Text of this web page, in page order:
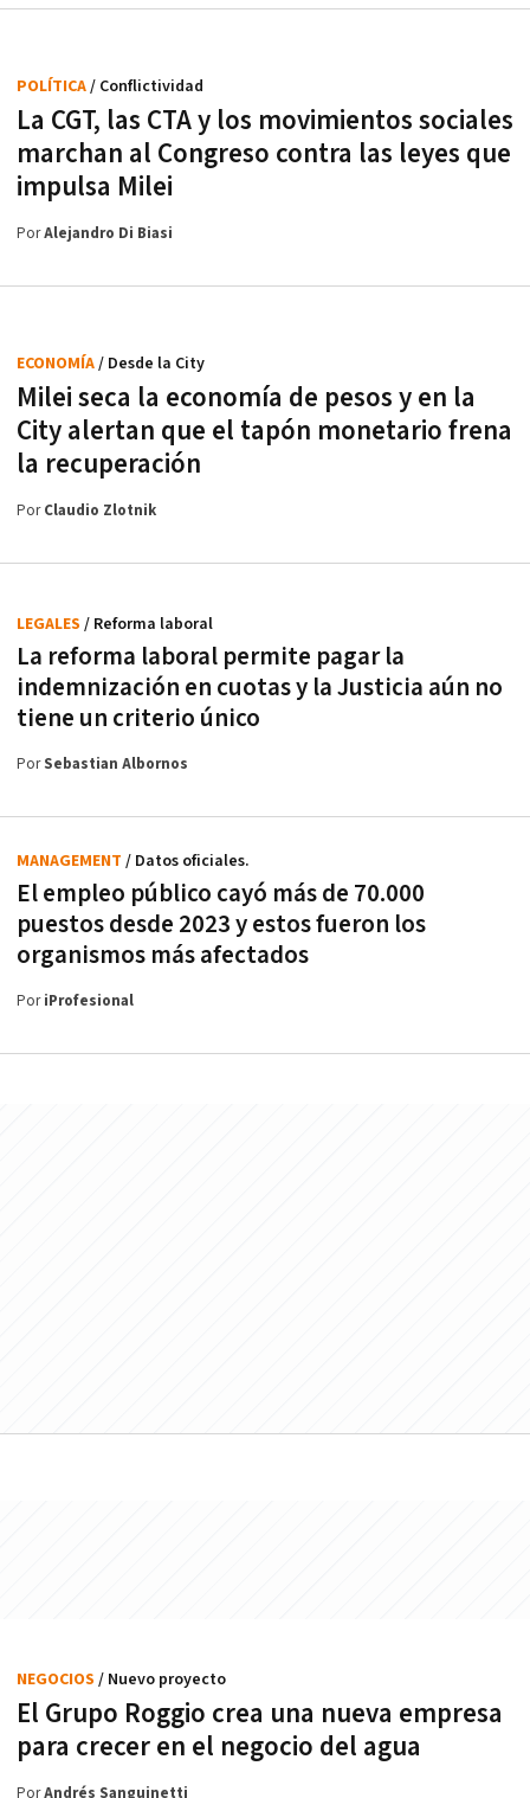
La CGT, las CTA y los movimientos sociales
marchan al Congreso contra las leyes que
impulsa Milei
POLÍTICA/ Conflictividad
PorAlejandro Di Biasi
Milei seca la economía de pesos y en la
City alertan que el tapón monetario frena
la recuperación
ECONOMÍA/ Desde la City
PorClaudio Zlotnik
La reforma laboral permite pagar la
indemnización en cuotas y la Justicia aún no
tiene un criterio único
LEGALES / Reforma laboral
PorSebastian Albornos
El empleo público cayó más de 70.000
puestos desde 2023 y estos fueron los
organismos más afectados
MANAGEMENT / Datos oficiales.
PoriProfesional
El Grupo Roggio crea una nueva empresa
para crecer en el negocio del agua
NEGOCIOS / Nuevo proyecto